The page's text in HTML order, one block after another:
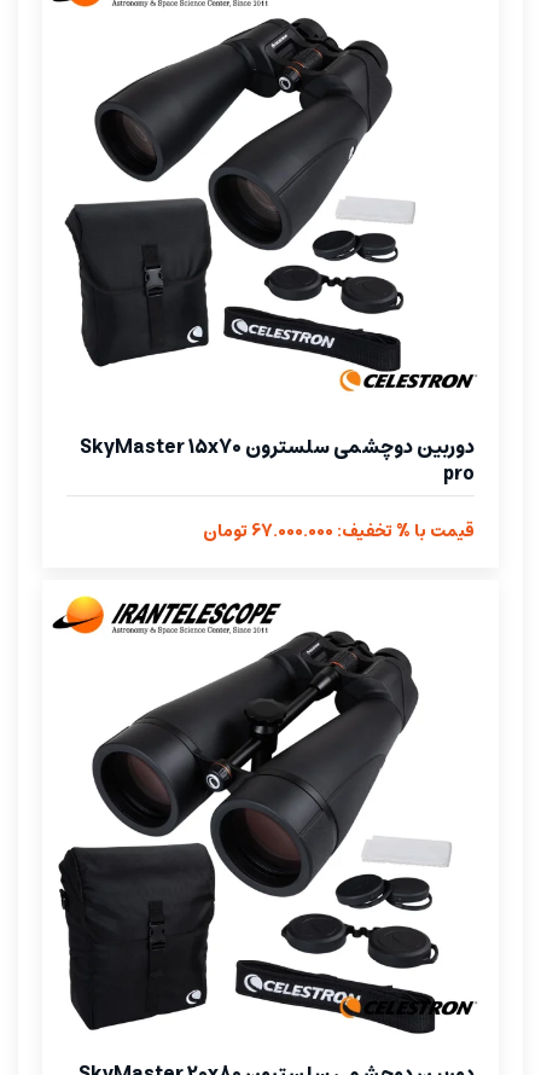
دوربین دوچشمی سلسترون SkyMaster 15x70
pro
قیمت با % تخفیف: 67.000.000 تومان